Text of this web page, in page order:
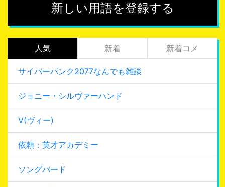
新しい用語を登録する
人気 新着 新着コメ
サイバーパンク2077なんでも雑談
ジョニー・シルヴァーハンド
V(ヴィー)
依頼：英才アカデミー
ソングバード